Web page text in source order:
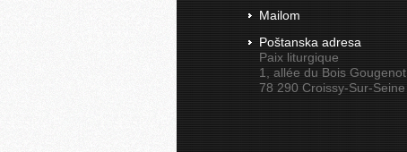
Mailom
Poštanska adresa
Paix liturgique
1, allée du Bois Gougenot
78 290 Croissy-Sur-Seine